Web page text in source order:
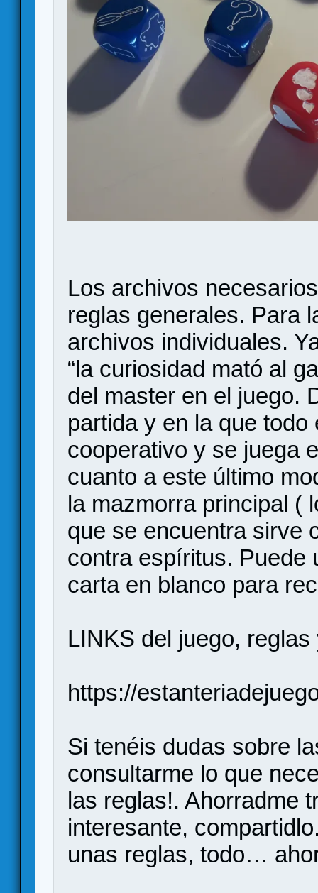
Los archivos
reglas generales. Para
archivos individuales.
“la curiosidad mató al
del master en el juego.
partida y en la que
cooperativo y se juega
cuanto a este último
la mazmorra principal (
que se encuentra sirve
contra espíritus. Puede
carta en blanco para
LINKS del juego,
https://
Si tenéis dudas sobre
consultarme lo que
las reglas!. Ahorradme
interesante,
unas reglas, todo…